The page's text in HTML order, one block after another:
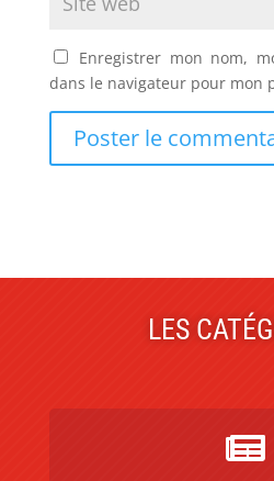
Enregistrer mon nom,
dans le navigateur pour mon
LES
